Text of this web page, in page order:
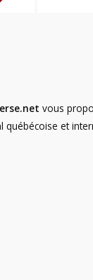
vous
québécoise et